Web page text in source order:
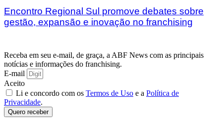
Encontro Regional Sul promove debates sobre
gestão, expansão e inovação no franchising
Receba em seu e-mail, de graça, a ABF News com as principais
notícias e informações do franchising.
E-mail
Aceito
Li e concordo com os Termos de Uso e a Política de
Privacidade.
Quero receber